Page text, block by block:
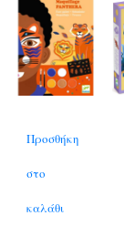
Προσθήκη
στο
καλάθι